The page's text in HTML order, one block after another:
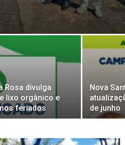
Rosa divulga
lixo orgânico e
feriados
Nova
de junho